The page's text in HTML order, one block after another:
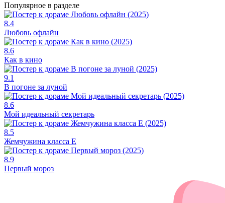
Популярное в разделе
8.4
Любовь офлайн
8.6
Как в кино
9.1
В погоне за луной
8.6
Мой идеальный секретарь
8.5
Жемчужина класса Е
8.9
Первый мороз